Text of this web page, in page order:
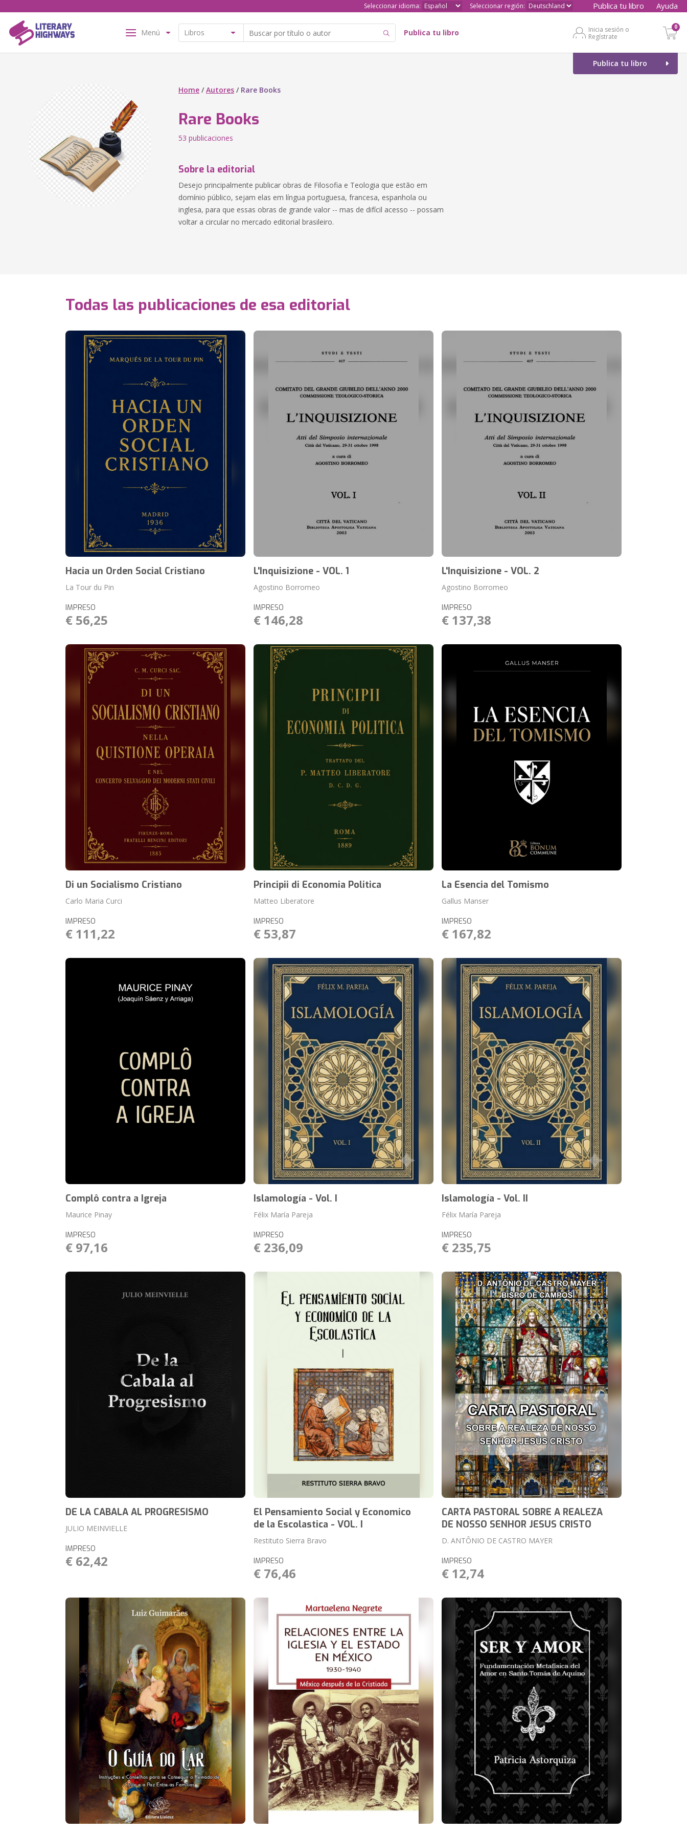
Seleccionar idioma: Seleccionar región: Publica tu libro Ayuda
Menú Publica tu libro
Inicia sesión o
Regístrate
0
Publica tu libro
Home /Autores / Rare Books
Rare Books
53 publicaciones
Sobre la editorial
Desejo principalmente publicar obras de Filosofia e Teologia que estão em
domínio público, sejam elas em língua portuguesa, francesa, espanhola ou
inglesa, para que essas obras de grande valor -- mas de difícil acesso -- possam
voltar a circular no mercado editorial brasileiro.
Todas las publicaciones de esa editorial
Hacia un Orden Social Cristiano
La Tour du Pin
IMPRESO
€ 56,25
L'Inquisizione - VOL. 1
Agostino Borromeo
IMPRESO
€ 146,28
L'Inquisizione - VOL. 2
Agostino Borromeo
IMPRESO
€ 137,38
Di un Socialismo Cristiano
Carlo Maria Curci
IMPRESO
€ 111,22
Principii di Economia Politica
Matteo Liberatore
IMPRESO
€ 53,87
La Esencia del Tomismo
Gallus Manser
IMPRESO
€ 167,82
Complô contra a Igreja
Maurice Pinay
IMPRESO
€ 97,16
Islamología - Vol. I
Félix María Pareja
IMPRESO
€ 236,09
Islamología - Vol. II
Félix María Pareja
IMPRESO
€ 235,75
DE LA CABALA AL PROGRESISMO
JULIO MEINVIELLE
IMPRESO
€ 62,42
El Pensamiento Social y Economico
de la Escolastica - VOL. I
Restituto Sierra Bravo
IMPRESO
€ 76,46
CARTA PASTORAL SOBRE A REALEZA
DE NOSSO SENHOR JESUS CRISTO
D. ANTÔNIO DE CASTRO MAYER
IMPRESO
€ 12,74